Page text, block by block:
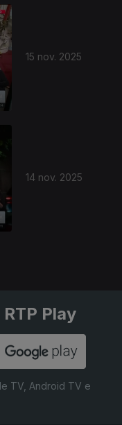
15 nov. 2025
14 nov. 2025
RTP Play
TV, Android TV e